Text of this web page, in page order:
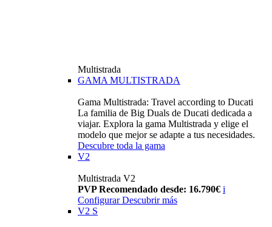
Multistrada
GAMA MULTISTRADA
Gama Multistrada: Travel according to Ducati
La familia de Big Duals de Ducati dedicada a
viajar. Explora la gama Multistrada y elige el
modelo que mejor se adapte a tus necesidades.
Descubre toda la gama
V2
Multistrada V2
PVP Recomendado desde: 16.790€ i
Configurar Descubrir más
V2 S